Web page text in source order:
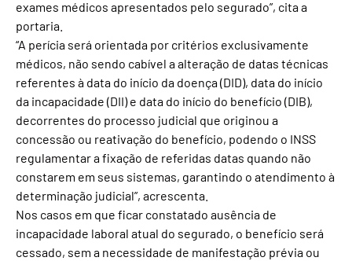
exames médicos apresentados pelo segurado”, cita a
portaria.
“A perícia será orientada por critérios exclusivamente
médicos, não sendo cabível a alteração de datas técnicas
referentes à data do início da doença (DID), data do início
da incapacidade (DII) e data do início do benefício (DIB),
decorrentes do processo judicial que originou a
concessão ou reativação do benefício, podendo o INSS
regulamentar a fixação de referidas datas quando não
constarem em seus sistemas, garantindo o atendimento à
determinação judicial”, acrescenta.
Nos casos em que ficar constatado ausência de
incapacidade laboral atual do segurado, o benefício será
cessado, sem a necessidade de manifestação prévia ou